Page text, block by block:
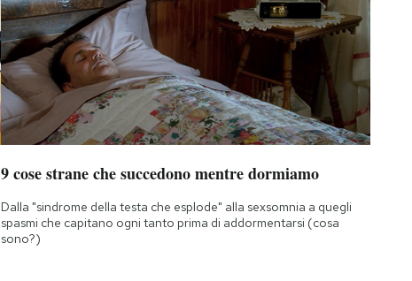
9 cose strane che succedono mentre dormiamo
Dalla "sindrome della testa che esplode" alla sexsomnia a quegli
spasmi che capitano ogni tanto prima di addormentarsi (cosa
sono?)